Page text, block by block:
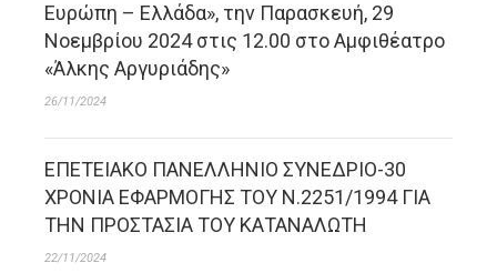
Ευρώπη – Ελλάδα», την Παρασκευή, 29
Νοεμβρίου 2024 στις 12.00 στο Αμφιθέατρο
«Άλκης Αργυριάδης»
26/11/2024
ΕΠΕΤΕΙΑΚΟ ΠΑΝΕΛΛΗΝΙΟ ΣΥΝΕΔΡΙΟ-30
ΧΡΟΝΙΑ ΕΦΑΡΜΟΓΗΣ ΤΟΥ Ν.2251/1994 ΓΙΑ
ΤΗΝ ΠΡΟΣΤΑΣΙΑ ΤΟΥ ΚΑΤΑΝΑΛΩΤΗ
22/11/2024